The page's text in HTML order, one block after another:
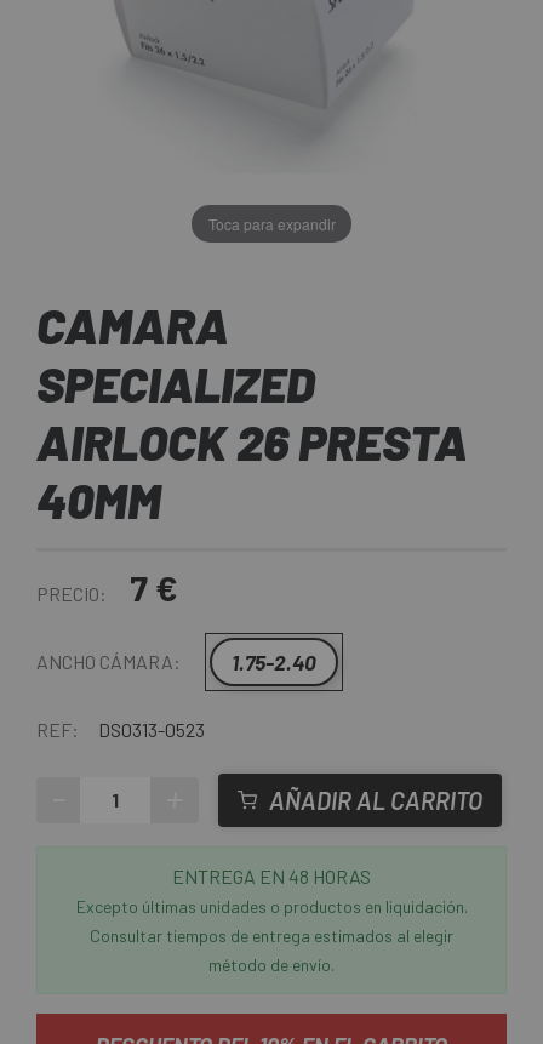
Toca para expandir
CAMARA
SPECIALIZED
AIRLOCK 26 PRESTA
40MM
PRECIO: 7 €
ANCHO CÁMARA: 1.75-2.40
REF: DS0313-0523
AÑADIR AL CARRITO
ENTREGA EN 48 HORAS
Excepto últimas unidades o productos en liquidación.
Consultar tiempos de entrega estimados al elegir
método de envío.